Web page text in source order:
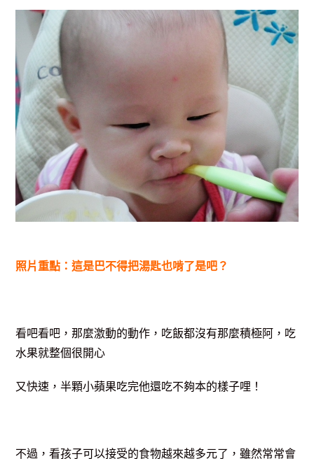
照片重點：這是巴不得把湯匙也啃了是吧？
看吧看吧，那麼激動的動作，吃飯都沒有那麼積極阿，吃
水果就整個很開心
又快速，半顆小蘋果吃完他還吃不夠本的樣子哩！
不過，看孩子可以接受的食物越來越多元了，雖然常常會